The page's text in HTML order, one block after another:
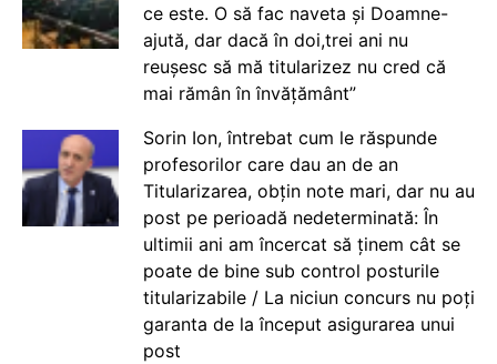
ce este. O să fac naveta și Doamne-
ajută, dar dacă în doi,trei ani nu
reușesc să mă titularizez nu cred că
mai rămân în învățământ”
Sorin Ion, întrebat cum le răspunde
profesorilor care dau an de an
Titularizarea, obțin note mari, dar nu au
post pe perioadă nedeterminată: În
ultimii ani am încercat să ținem cât se
poate de bine sub control posturile
titularizabile / La niciun concurs nu poți
garanta de la început asigurarea unui
post